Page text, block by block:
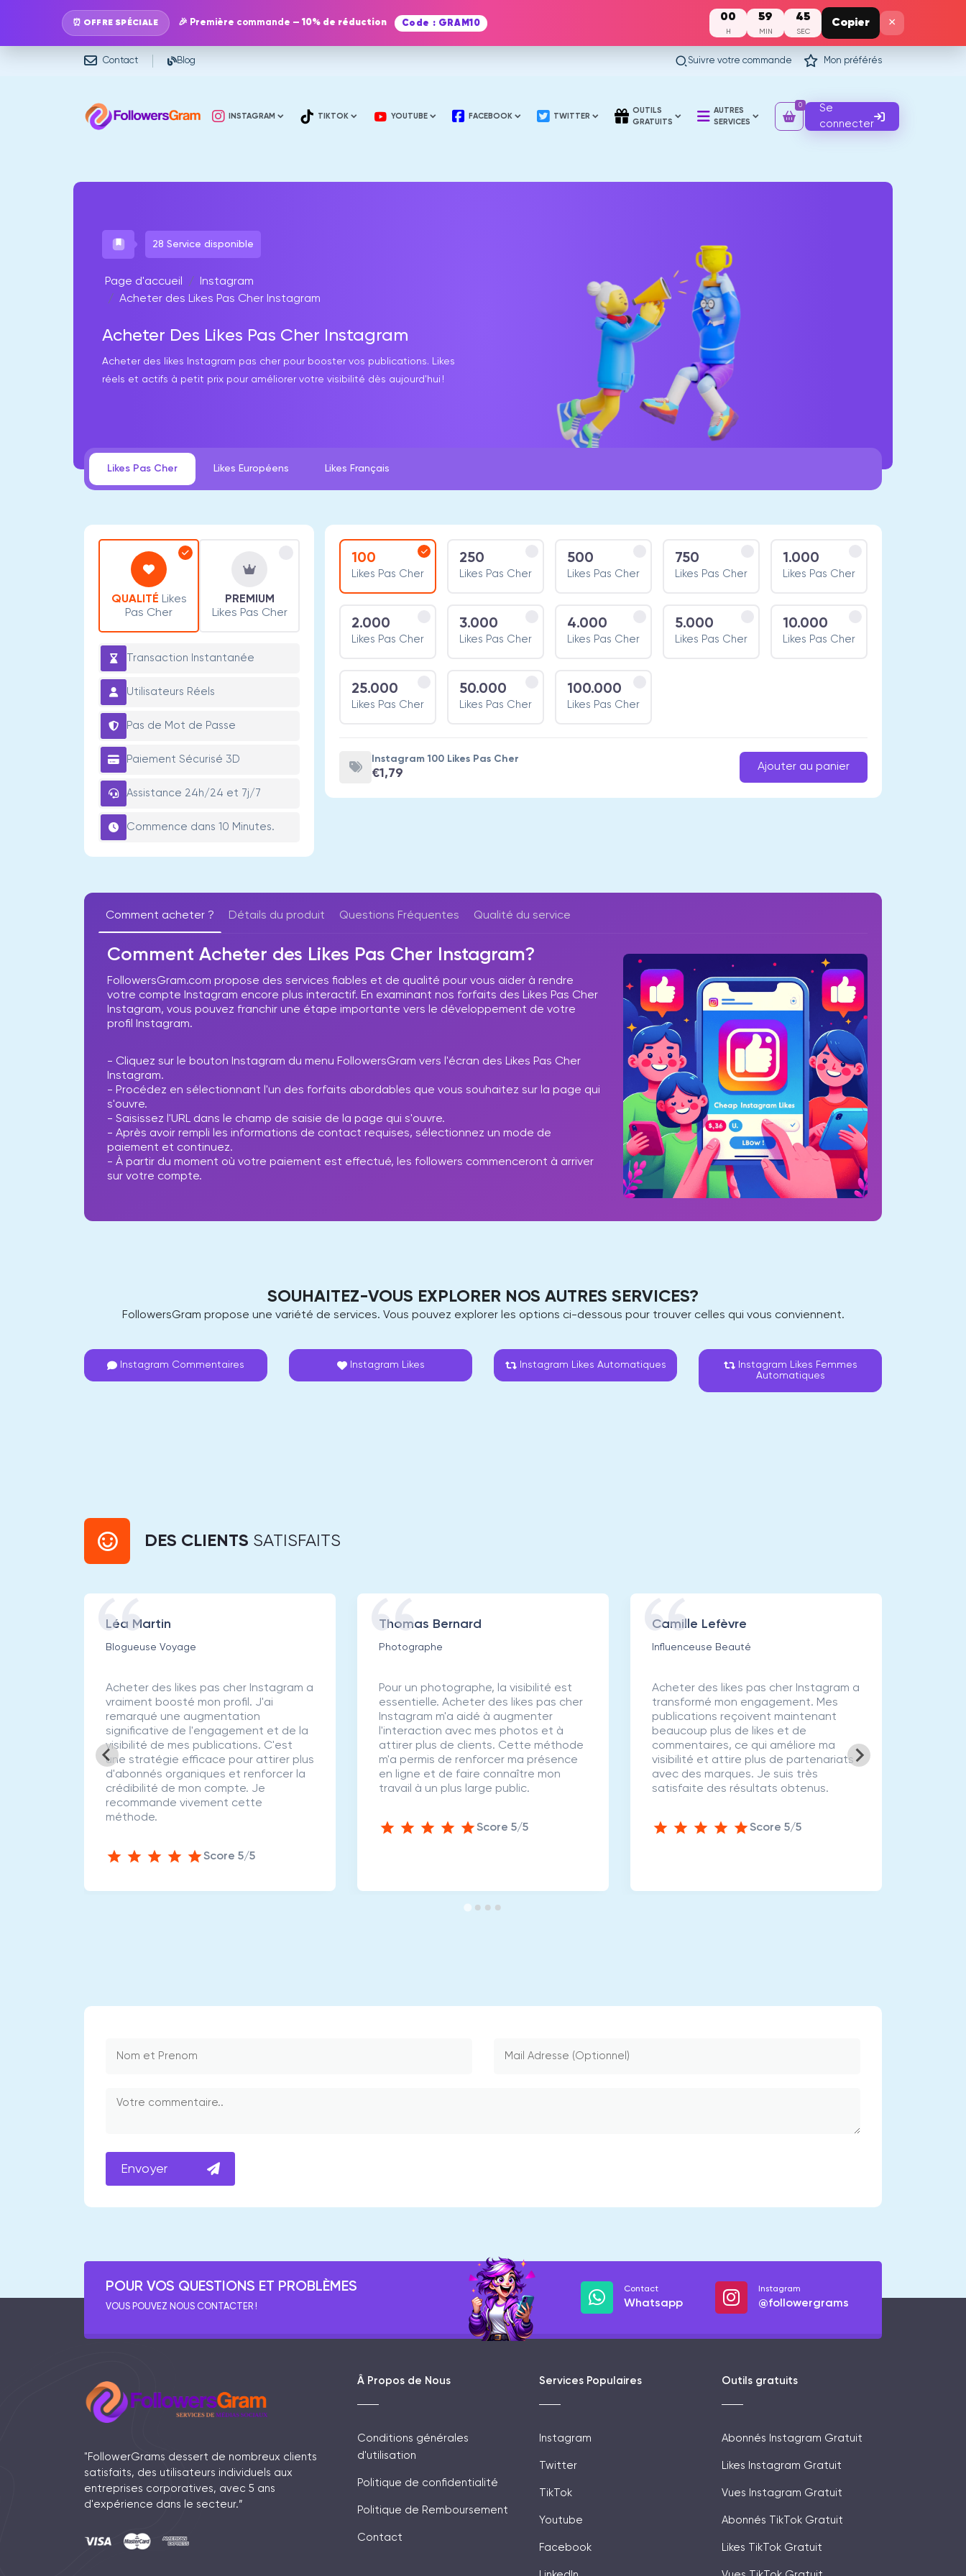
⏰ OFFRE SPÉCIALE 🎉 Première commande — 10% de réduction Code : GRAM10 00
H
59
MIN
44
SEC
Copier ×
Contact Blog Suivre votre commande Mon préférés
INSTAGRAM TIKTOK YOUTUBE FACEBOOK TWITTER
OUTILS
GRATUITS
AUTRES
SERVICES
0
Se
connecter
28 Service disponible
Page d'accueil
Instagram
Acheter des Likes Pas Cher Instagram
Acheter Des Likes Pas Cher Instagram
Acheter des likes Instagram pas cher pour booster vos publications. Likes
réels et actifs à petit prix pour améliorer votre visibilité dès aujourd'hui !
Likes Pas Cher Likes Européens Likes Français
QUALITÉ Likes
Pas Cher
PREMIUM
Likes Pas Cher
Transaction Instantanée
Utilisateurs Réels
Pas de Mot de Passe
Paiement Sécurisé 3D
Assistance 24h/24 et 7j/7
Commence dans 10 Minutes.
100
Likes Pas Cher
250
Likes Pas Cher
500
Likes Pas Cher
750
Likes Pas Cher
1.000
Likes Pas Cher
2.000
Likes Pas Cher
3.000
Likes Pas Cher
4.000
Likes Pas Cher
5.000
Likes Pas Cher
10.000
Likes Pas Cher
25.000
Likes Pas Cher
50.000
Likes Pas Cher
100.000
Likes Pas Cher
Instagram 100 Likes Pas Cher
€1,79 Ajouter au panier
Comment acheter ? Détails du produit Questions Fréquentes Qualité du service
Comment Acheter des Likes Pas Cher Instagram?
FollowersGram.com propose des services fiables et de qualité pour vous aider à rendre
votre compte Instagram encore plus interactif. En examinant nos forfaits des Likes Pas Cher
Instagram, vous pouvez franchir une étape importante vers le développement de votre
profil Instagram.
- Cliquez sur le bouton Instagram du menu FollowersGram vers l'écran des Likes Pas Cher
Instagram.
- Procédez en sélectionnant l'un des forfaits abordables que vous souhaitez sur la page qui
s'ouvre.
- Saisissez l'URL dans le champ de saisie de la page qui s'ouvre.
- Après avoir rempli les informations de contact requises, sélectionnez un mode de
paiement et continuez.
- À partir du moment où votre paiement est effectué, les followers commenceront à arriver
sur votre compte.
SOUHAITEZ-VOUS EXPLORER NOS AUTRES SERVICES?
FollowersGram propose une variété de services. Vous pouvez explorer les options ci-dessous pour trouver celles qui vous conviennent.
Instagram Commentaires Instagram Likes Instagram Likes Automatiques
Instagram Likes Femmes
Automatiques
DES CLIENTS SATISFAITS
Léa Martin
Blogueuse Voyage
Acheter des likes pas cher Instagram a
vraiment boosté mon profil. J'ai
remarqué une augmentation
significative de l'engagement et de la
visibilité de mes publications. C'est
une stratégie efficace pour attirer plus
d'abonnés organiques et renforcer la
crédibilité de mon compte. Je
recommande vivement cette
méthode.
Score 5/5
Thomas Bernard
Photographe
Pour un photographe, la visibilité est
essentielle. Acheter des likes pas cher
Instagram m'a aidé à augmenter
l'interaction avec mes photos et à
attirer plus de clients. Cette méthode
m'a permis de renforcer ma présence
en ligne et de faire connaître mon
travail à un plus large public.
Score 5/5
Camille Lefèvre
Influenceuse Beauté
Acheter des likes pas cher Instagram a
transformé mon engagement. Mes
publications reçoivent maintenant
beaucoup plus de likes et de
commentaires, ce qui améliore ma
visibilité et attire plus de partenariats
avec des marques. Je suis très
satisfaite des résultats obtenus.
Score 5/5
Envoyer
POUR VOS QUESTIONS ET PROBLÈMES
VOUS POUVEZ NOUS CONTACTER !
Contact
Whatsapp
Instagram
@followergrams
"FollowerGrams dessert de nombreux clients
satisfaits, des utilisateurs individuels aux
entreprises corporatives, avec 5 ans
d'expérience dans le secteur.”
Â Propos de Nous
Conditions générales
d'utilisation
Politique de confidentialité
Politique de Remboursement
Contact
Services Populaires
Instagram
Twitter
TikTok
Youtube
Facebook
Outils gratuits
Abonnés Instagram Gratuit
Likes Instagram Gratuit
Vues Instagram Gratuit
Abonnés TikTok Gratuit
Likes TikTok Gratuit